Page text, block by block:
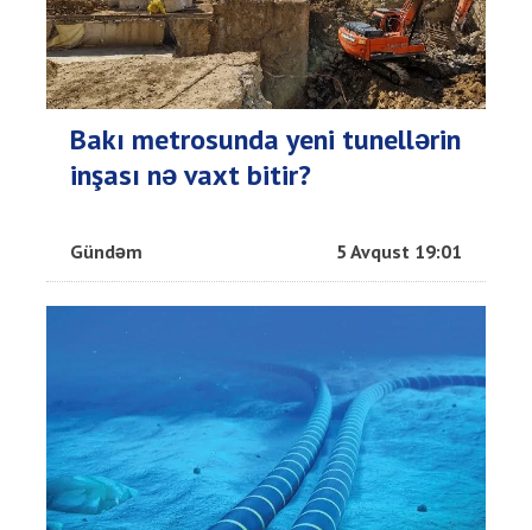
Bakı metrosunda yeni tunellərin
inşası nə vaxt bitir?
Gündəm 5 Avqust 19:01